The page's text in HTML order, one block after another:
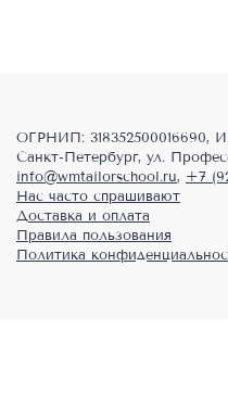
ОГРНИП: 318352500016690,
Санкт-Петербург, ул.
info@wmtailorschool.ru, +7
Нас часто спрашивают
Доставка и оплата
Правила пользования
Политика